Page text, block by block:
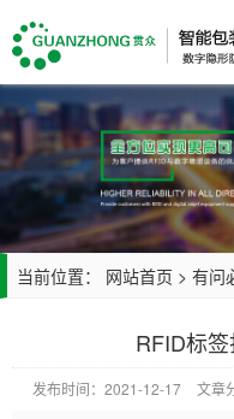
当前位置： 网站首页 > 有问
RFID标签
发布时间：2021-12-17 文章